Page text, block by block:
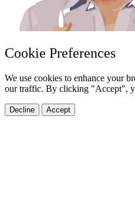
Cookie Preferences
We use cookies to enhance your
our traffic. By clicking "Accept",
Decline Accept